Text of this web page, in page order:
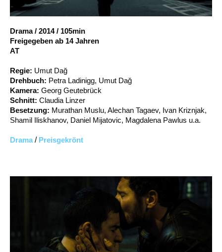
Account
Drama / 2014 / 105min
Freigegeben ab 14 Jahren
AT
Regie: Umut Dağ
Drehbuch: Petra Ladinigg, Umut Dağ
Kamera: Georg Geutebrück
Schnitt: Claudia Linzer
Besetzung: Murathan Muslu, Alechan Tagaev, Ivan Kriznjak,
Shamil Iliskhanov, Daniel Mijatovic, Magdalena Pawlus u.a.
Drama / Preisgekrönt